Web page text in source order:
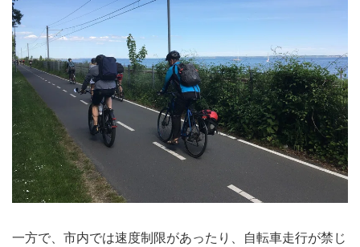
一方で、市内では速度制限があったり、自転車走行が禁じ